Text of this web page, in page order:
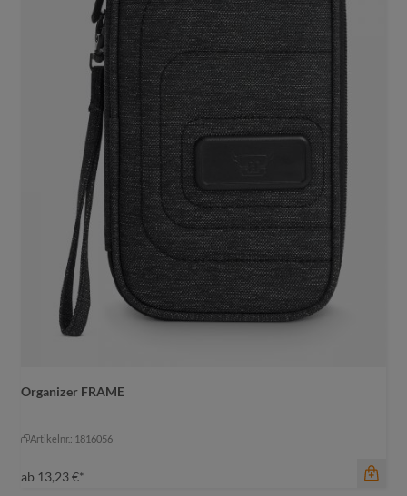
schwarz-grau meliert
schwarz-grau meliert
Organizer FRAME
Artikelnr.: 1816056
ab 13,23 €*